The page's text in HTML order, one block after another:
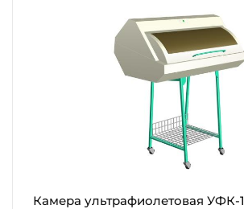
Камера ультрафиолетовая УФК-1